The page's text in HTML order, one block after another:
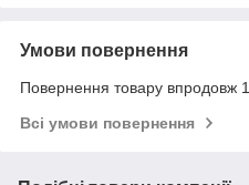
Умови повернення
Повернення товару впродовж
Всі умови повернення